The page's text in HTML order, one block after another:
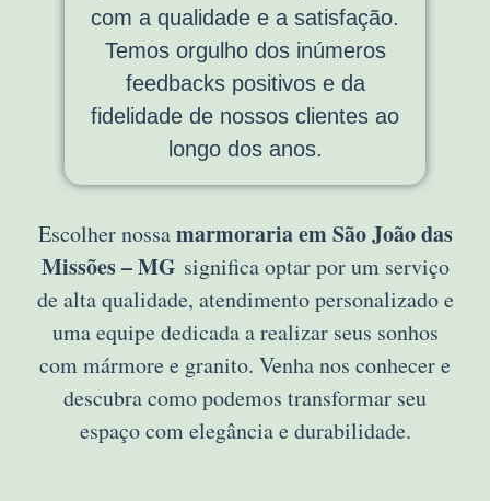
com a qualidade e a satisfação.
Temos orgulho dos inúmeros
feedbacks positivos e da
fidelidade de nossos clientes ao
longo dos anos.
Escolher nossamarmoraria em São João das
Missões – MG significa optar por um serviço
de alta qualidade, atendimento personalizado e
uma equipe dedicada a realizar seus sonhos
com mármore e granito. Venha nos conhecer e
descubra como podemos transformar seu
espaço com elegância e durabilidade.